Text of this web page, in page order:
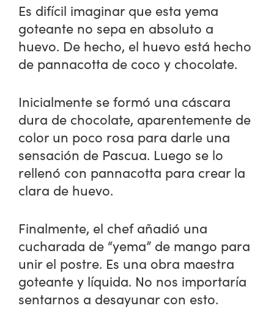
Es difícil imaginar que esta yema
goteante no sepa en absoluto a
huevo. De hecho, el huevo está hecho
de pannacotta de coco y chocolate.
Inicialmente se formó una cáscara
dura de chocolate, aparentemente de
color un poco rosa para darle una
sensación de Pascua. Luego se lo
rellenó con pannacotta para crear la
clara de huevo.
Finalmente, el chef añadió una
cucharada de “yema” de mango para
unir el postre. Es una obra maestra
goteante y líquida. No nos importaría
sentarnos a desayunar con esto.